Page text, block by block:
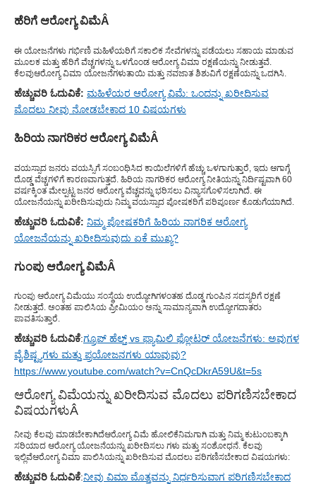
ಹೆರಿಗೆ ಆರೋಗ್ಯ ವಿಮೆÂ
ಈ ಯೋಜನೆಗಳು ಗರ್ಭಿಣಿ ಮಹಿಳೆಯರಿಗೆ ಸಕಾಲಿಕ ಸೇವೆಗಳನ್ನು ಪಡೆಯಲು ಸಹಾಯ ಮಾಡುವ
ಮೂಲಕ ಮತ್ತು ಹೆರಿಗೆ ವೆಚ್ಚಗಳನ್ನು ಒಳಗೊಂಡ ಆರೋಗ್ಯ ವಿಮಾ ರಕ್ಷಣೆಯನ್ನು ನೀಡುತ್ತವೆ.
ಕೆಲವುಆರೋಗ್ಯ ವಿಮಾ ಯೋಜನೆಗಳುತಾಯಿ ಮತ್ತು ನವಜಾತ ಶಿಶುವಿಗೆ ರಕ್ಷಣೆಯನ್ನು ಒದಗಿಸಿ.
ಹೆಚ್ಚುವರಿ ಓದುವಿಕೆ: ಮಹಿಳೆಯರ ಆರೋಗ್ಯ ವಿಮೆ: ಒಂದನ್ನು ಖರೀದಿಸುವ
ಮೊದಲು ನೀವು ನೋಡಬೇಕಾದ 10 ವಿಷಯಗಳು
ಹಿರಿಯ ನಾಗರಿಕರ ಆರೋಗ್ಯ ವಿಮೆÂ
ವಯಸ್ಸಾದ ಜನರು ವಯಸ್ಸಿಗೆ ಸಂಬಂಧಿಸಿದ ಕಾಯಿಲೆಗಳಿಗೆ ಹೆಚ್ಚು ಒಳಗಾಗುತ್ತಾರೆ, ಇದು ಆಗಾಗ್ಗೆ
ದೊಡ್ಡ ವೆಚ್ಚಗಳಿಗೆ ಕಾರಣವಾಗುತ್ತದೆ. ಹಿರಿಯ ನಾಗರಿಕರ ಆರೋಗ್ಯ ನೀತಿಯನ್ನು ನಿರ್ದಿಷ್ಟವಾಗಿ 60
ವರ್ಷಕ್ಕಿಂತ ಮೇಲ್ಪಟ್ಟ ಜನರ ಆರೋಗ್ಯ ವೆಚ್ಚವನ್ನು ಭರಿಸಲು ವಿನ್ಯಾಸಗೊಳಿಸಲಾಗಿದೆ. ಈ
ಯೋಜನೆಯನ್ನು ಖರೀದಿಸುವುದು ನಿಮ್ಮ ವಯಸ್ಸಾದ ಪೋಷಕರಿಗೆ ಪರಿಪೂರ್ಣ ಕೊಡುಗೆಯಾಗಿದೆ.
ಹೆಚ್ಚುವರಿ ಓದುವಿಕೆ: ನಿಮ್ಮ ಪೋಷಕರಿಗೆ ಹಿರಿಯ ನಾಗರಿಕ ಆರೋಗ್ಯ
ಯೋಜನೆಯನ್ನು ಖರೀದಿಸುವುದು ಏಕೆ ಮುಖ್ಯ?
ಗುಂಪು ಆರೋಗ್ಯ ವಿಮೆÂ
ಗುಂಪು ಆರೋಗ್ಯ ವಿಮೆಯು ಸಂಸ್ಥೆಯ ಉದ್ಯೋಗಿಗಳಂತಹ ದೊಡ್ಡ ಗುಂಪಿನ ಸದಸ್ಯರಿಗೆ ರಕ್ಷಣೆ
ನೀಡುತ್ತದೆ. ಅಂತಹ ಪಾಲಿಸಿಯ ಪ್ರೀಮಿಯಂ ಅನ್ನು ಸಾಮಾನ್ಯವಾಗಿ ಉದ್ಯೋಗದಾತರು
ಪಾವತಿಸುತ್ತಾರೆ.
ಹೆಚ್ಚುವರಿ ಓದುವಿಕೆ:ಗ್ರೂಪ್ ಹೆಲ್ತ್ vs ಫ್ಯಾಮಿಲಿ ಫ್ಲೋಟರ್ ಯೋಜನೆಗಳು: ಅವುಗಳ
ವೈಶಿಷ್ಟ್ಯಗಳು ಮತ್ತು ಪ್ರಯೋಜನಗಳು ಯಾವುವು?
https://www.youtube.com/watch?v=CnQcDkrA59U&t=5s
ಆರೋಗ್ಯ ವಿಮೆಯನ್ನು ಖರೀದಿಸುವ ಮೊದಲು ಪರಿಗಣಿಸಬೇಕಾದ
ವಿಷಯಗಳುÂ
ನೀವು ಕೆಲವು ಮಾಡಬೇಕಾಗಿದೆಆರೋಗ್ಯ ವಿಮೆ ಹೋಲಿಕೆನಿಮಗಾಗಿ ಮತ್ತು ನಿಮ್ಮ ಕುಟುಂಬಕ್ಕಾಗಿ
ಸರಿಯಾದ ಆರೋಗ್ಯ ಯೋಜನೆಯನ್ನು ಖರೀದಿಸಲು ಗಳು ಮತ್ತು ಸಂಶೋಧನೆ. ಕೆಲವು
ಇಲ್ಲಿವೆಆರೋಗ್ಯ ವಿಮಾ ಪಾಲಿಸಿಯನ್ನು ಖರೀದಿಸುವ ಮೊದಲು ಪರಿಗಣಿಸಬೇಕಾದ ವಿಷಯಗಳು:
ಹೆಚ್ಚುವರಿ ಓದುವಿಕೆ:ನೀವು ವಿಮಾ ಮೊತ್ತವನ್ನು ನಿರ್ಧರಿಸುವಾಗ ಪರಿಗಣಿಸಬೇಕಾದ